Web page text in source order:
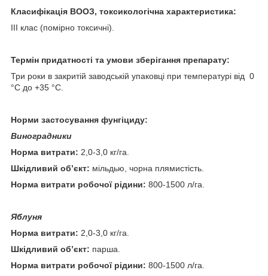
Класифікація ВООЗ, токсикологічна характеристика:
ІІІ клас (помірно токсичні).
Термін придатності та умови зберігання препарату:
Три роки в закритій заводській упаковці при температурі від 0
°С до +35 °С.
Норми застосування фунгіциду:
Виноградники
Норма витрати: 2,0-3,0 кг/га.
Шкідливий об’єкт: мільдью, чорна плямистість.
Норма витрати робочої рідини: 800-1500 л/га.
Яблуня
Норма витрати: 2,0-3,0 кг/га.
Шкідливий об’єкт: парша.
Норма витрати робочої рідини: 800-1500 л/га.